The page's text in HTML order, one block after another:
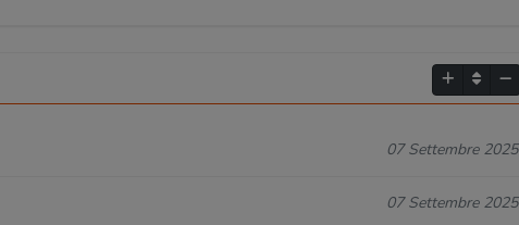
07 Settembre 2025
07 Settembre 2025